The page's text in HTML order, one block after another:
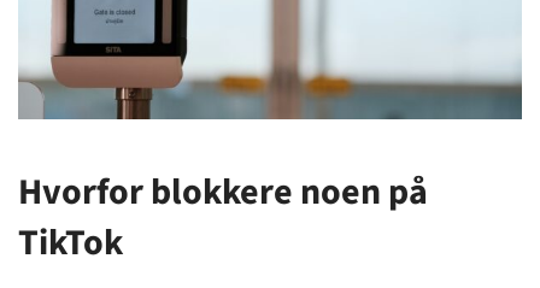
Hvorfor blokkere noen på
TikTok